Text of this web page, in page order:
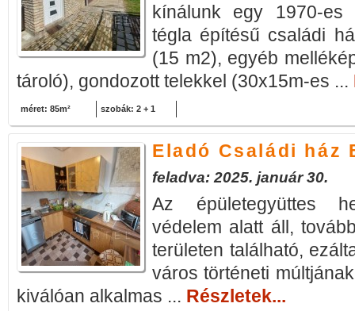
kínálunk egy 1970-es
tégla építésű családi
(15 m2), egyéb
tároló), gondozott telekkel (30x15m-es ...
méret: 85m² szobák: 2 + 1
Eladó Családi ház
feladva: 2025. január 30.
Az épületegyüttes
védelem alatt áll,
területen található,
város történeti
kiválóan alkalmas ... Részletek...